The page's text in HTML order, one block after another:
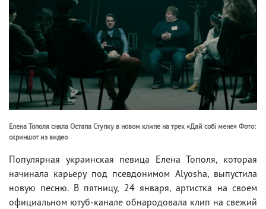
Елена Тополя сняла Остапа Ступку в новом клипе на трек «Дай собі мене» Фото:
скриншот из видео
Популярная украинская певица Елена Тополя, которая
начинала карьеру под псевдонимом Alyosha, выпустила
новую песню. В пятницу, 24 января, артистка на своем
официальном ютуб-канале обнародовала клип на свежий